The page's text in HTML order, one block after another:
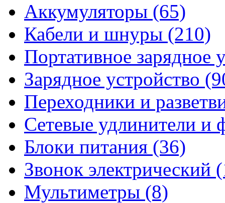
Аккумуляторы (65)
Кабели и шнуры (210)
Портативное зарядное
Зарядное устройство
Переходники и
Сетевые удлинители и
Блоки питания (36)
Звонок электрический
Мультиметры (8)